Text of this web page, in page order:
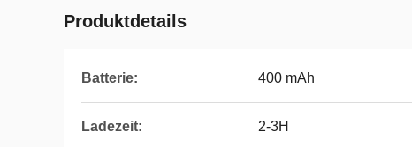
Produktdetails
Batterie: 400 mAh
Ladezeit: 2-3H